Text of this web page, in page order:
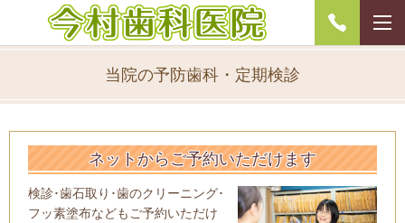
当院の予防歯科・定期検診
ネットからご予約いただけます
検診･歯石取り･歯のクリーニング･
フッ素塗布などもご予約いただけ